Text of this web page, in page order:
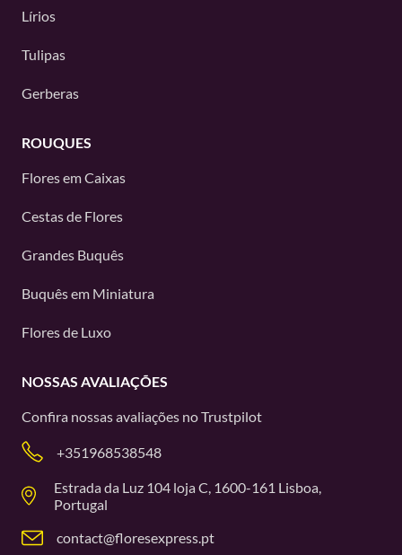
Lírios
Tulipas
Gerberas
ROUQUES
Flores em Caixas
Cestas de Flores
Grandes Buquês
Buquês em Miniatura
Flores de Luxo
NOSSAS AVALIAÇÕES
Confira nossas avaliações noTrustpilot
+351968538548
Estrada da Luz 104 loja C, 1600-161 Lisboa,
Portugal
contact@floresexpress.pt